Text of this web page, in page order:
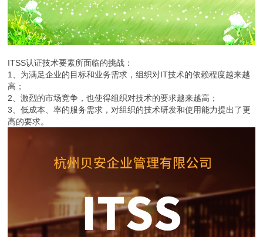
ITSS认证技术要素所面临的挑战：
1、为满足企业的目标和业务需求，组织对IT技术的依赖程度越来越
高；
2、激烈的市场竞争，也使得组织对技术的要求越来越高；
3、低成本、率的服务需求，对组织的技术研发和使用能力提出了更
高的要求。